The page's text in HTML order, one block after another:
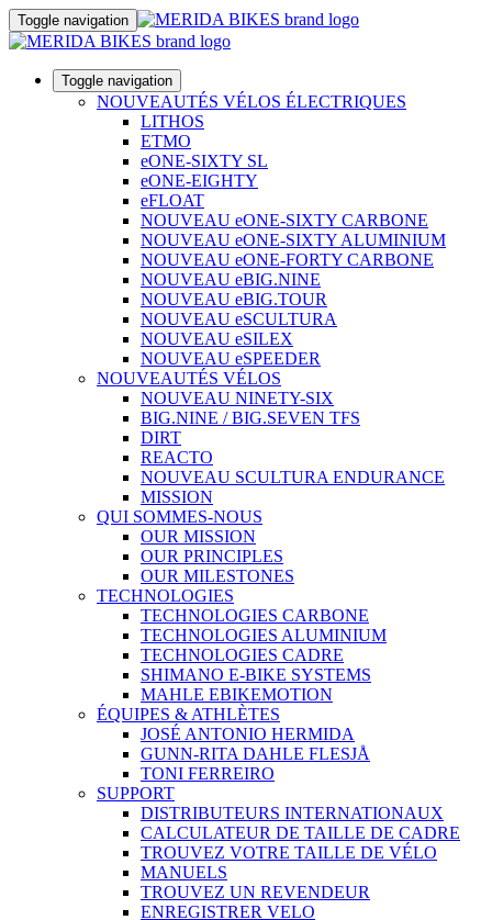
Toggle navigation
Toggle navigation
NOUVEAUTÉS VÉLOS ÉLECTRIQUES
LITHOS
ETMO
eONE-SIXTY SL
eONE-EIGHTY
eFLOAT
NOUVEAU eONE-SIXTY CARBONE
NOUVEAU eONE-SIXTY ALUMINIUM
NOUVEAU eONE-FORTY CARBONE
NOUVEAU eBIG.NINE
NOUVEAU eBIG.TOUR
NOUVEAU eSCULTURA
NOUVEAU eSILEX
NOUVEAU eSPEEDER
NOUVEAUTÉS VÉLOS
NOUVEAU NINETY-SIX
BIG.NINE / BIG.SEVEN TFS
DIRT
REACTO
NOUVEAU SCULTURA ENDURANCE
MISSION
QUI SOMMES-NOUS
OUR MISSION
OUR PRINCIPLES
OUR MILESTONES
TECHNOLOGIES
TECHNOLOGIES CARBONE
TECHNOLOGIES ALUMINIUM
TECHNOLOGIES CADRE
SHIMANO E-BIKE SYSTEMS
MAHLE EBIKEMOTION
ÉQUIPES & ATHLÈTES
JOSÉ ANTONIO HERMIDA
GUNN-RITA DAHLE FLESJÅ
TONI FERREIRO
SUPPORT
DISTRIBUTEURS INTERNATIONAUX
CALCULATEUR DE TAILLE DE CADRE
TROUVEZ VOTRE TAILLE DE VÉLO
MANUELS
TROUVEZ UN REVENDEUR
ENREGISTRER VELO